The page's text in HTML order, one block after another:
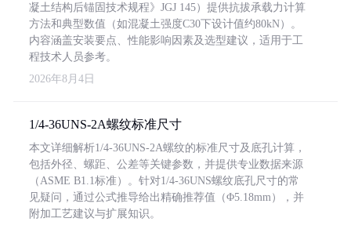
凝土结构后锚固技术规程》JGJ 145）提供抗拔承载力计算
方法和典型数值（如混凝土强度C30下设计值约80kN）。
内容涵盖安装要点、性能影响因素及选型建议，适用于工
程技术人员参考。
2026年8月4日
1/4-36UNS-2A螺纹标准尺寸
本文详细解析1/4-36UNS-2A螺纹的标准尺寸及底孔计算，
包括外径、螺距、公差等关键参数，并提供专业数据来源
（ASME B1.1标准）。针对1/4-36UNS螺纹底孔尺寸的常
见疑问，通过公式推导给出精确推荐值（Φ5.18mm），并
附加工艺建议与扩展知识。